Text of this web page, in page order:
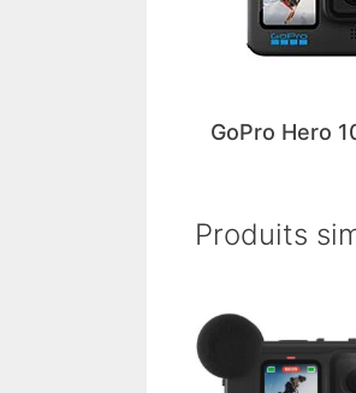
GoPro Hero
Produits